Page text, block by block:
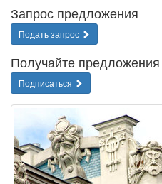
Запрос предложения
Подать запрос
Получайте
Подписаться